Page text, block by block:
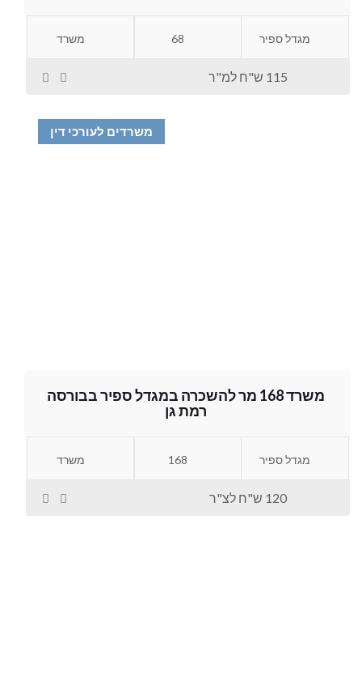
מגדל ספיר 68 משרד
115 ש"ח למ"ר
משרדים לעורכי דין
משרד 168 מר להשכרה במגדל ספיר בבורסה
רמת גן
מגדל ספיר 168 משרד
120 ש"ח לצ"ר